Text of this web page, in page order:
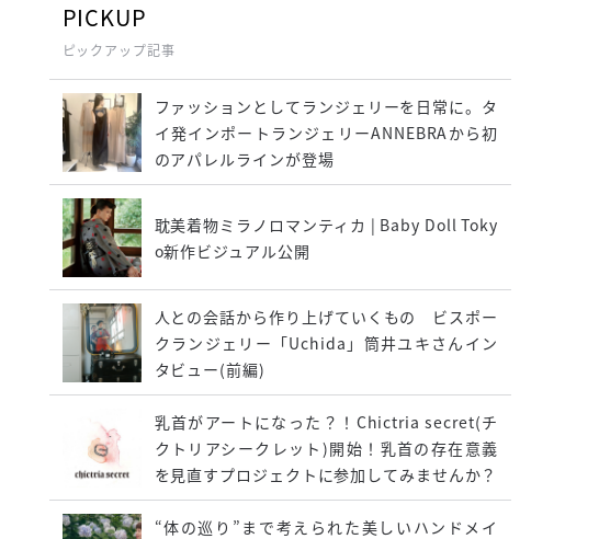
PICKUP
ピックアップ記事
ファッションとしてランジェリーを日常に。タ
イ発インポートランジェリーANNEBRAから初
のアパレルラインが登場
耽美着物ミラノロマンティカ | Baby Doll Toky
o新作ビジュアル公開
人との会話から作り上げていくもの ビスポー
クランジェリー「Uchida」筒井ユキさんイン
タビュー(前編)
乳首がアートになった？！Chictria secret(チ
クトリアシークレット)開始！乳首の存在意義
を見直すプロジェクトに参加してみませんか？
“体の巡り”まで考えられた美しいハンドメイ